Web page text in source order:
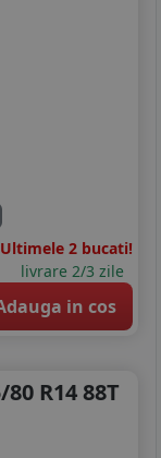
Ultimele 2 bucati!
livrare 2/3 zile
in cos
80 R14 88T